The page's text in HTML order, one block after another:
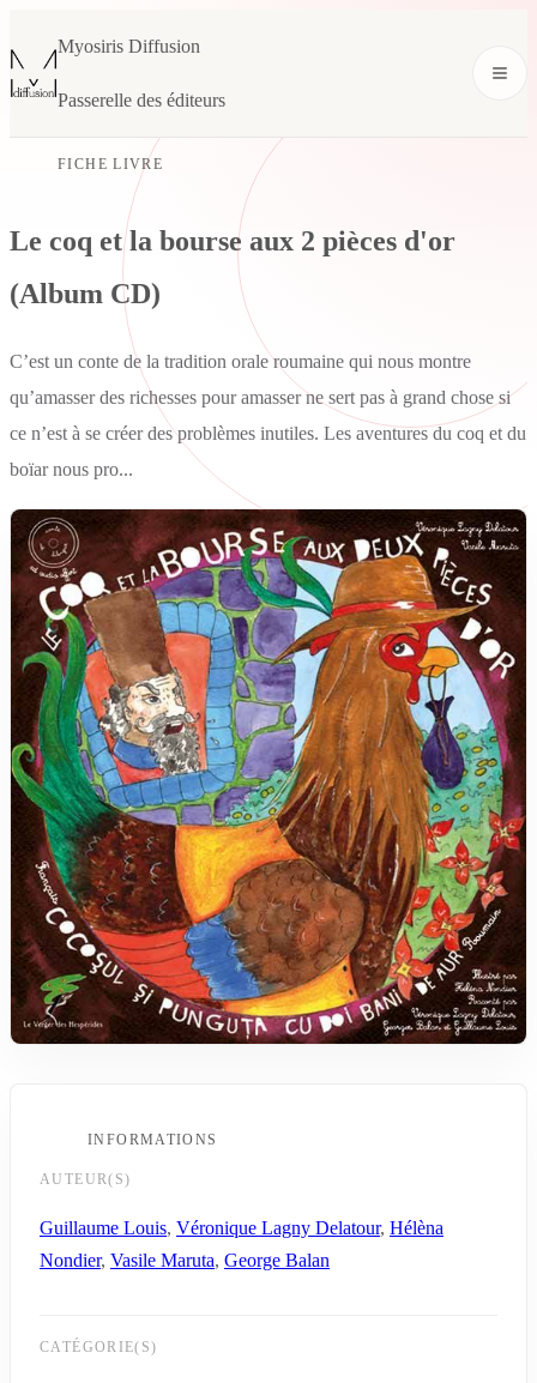
Myosiris Diffusion
Passerelle des éditeurs
FICHE LIVRE
Le coq et la bourse aux 2 pièces d'or
(Album CD)
C’est un conte de la tradition orale roumaine qui nous montre
qu’amasser des richesses pour amasser ne sert pas à grand chose si
ce n’est à se créer des problèmes inutiles. Les aventures du coq et du
boïar nous pro...
INFORMATIONS
AUTEUR(S)
Guillaume Louis, Véronique Lagny Delatour, Hélèna
Nondier, Vasile Maruta, George Balan
CATÉGORIE(S)